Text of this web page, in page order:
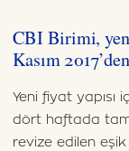
CBI Birimi, yeni
Kasım
Yeni fiyat yapısı
dört haftada
revize edilen eşik